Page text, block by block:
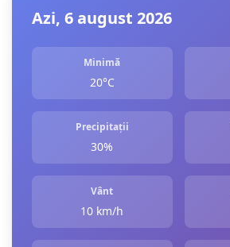
Azi, 6 august 2026
Minimă
20°C
Precipitații
30%
Vânt
10 km/h